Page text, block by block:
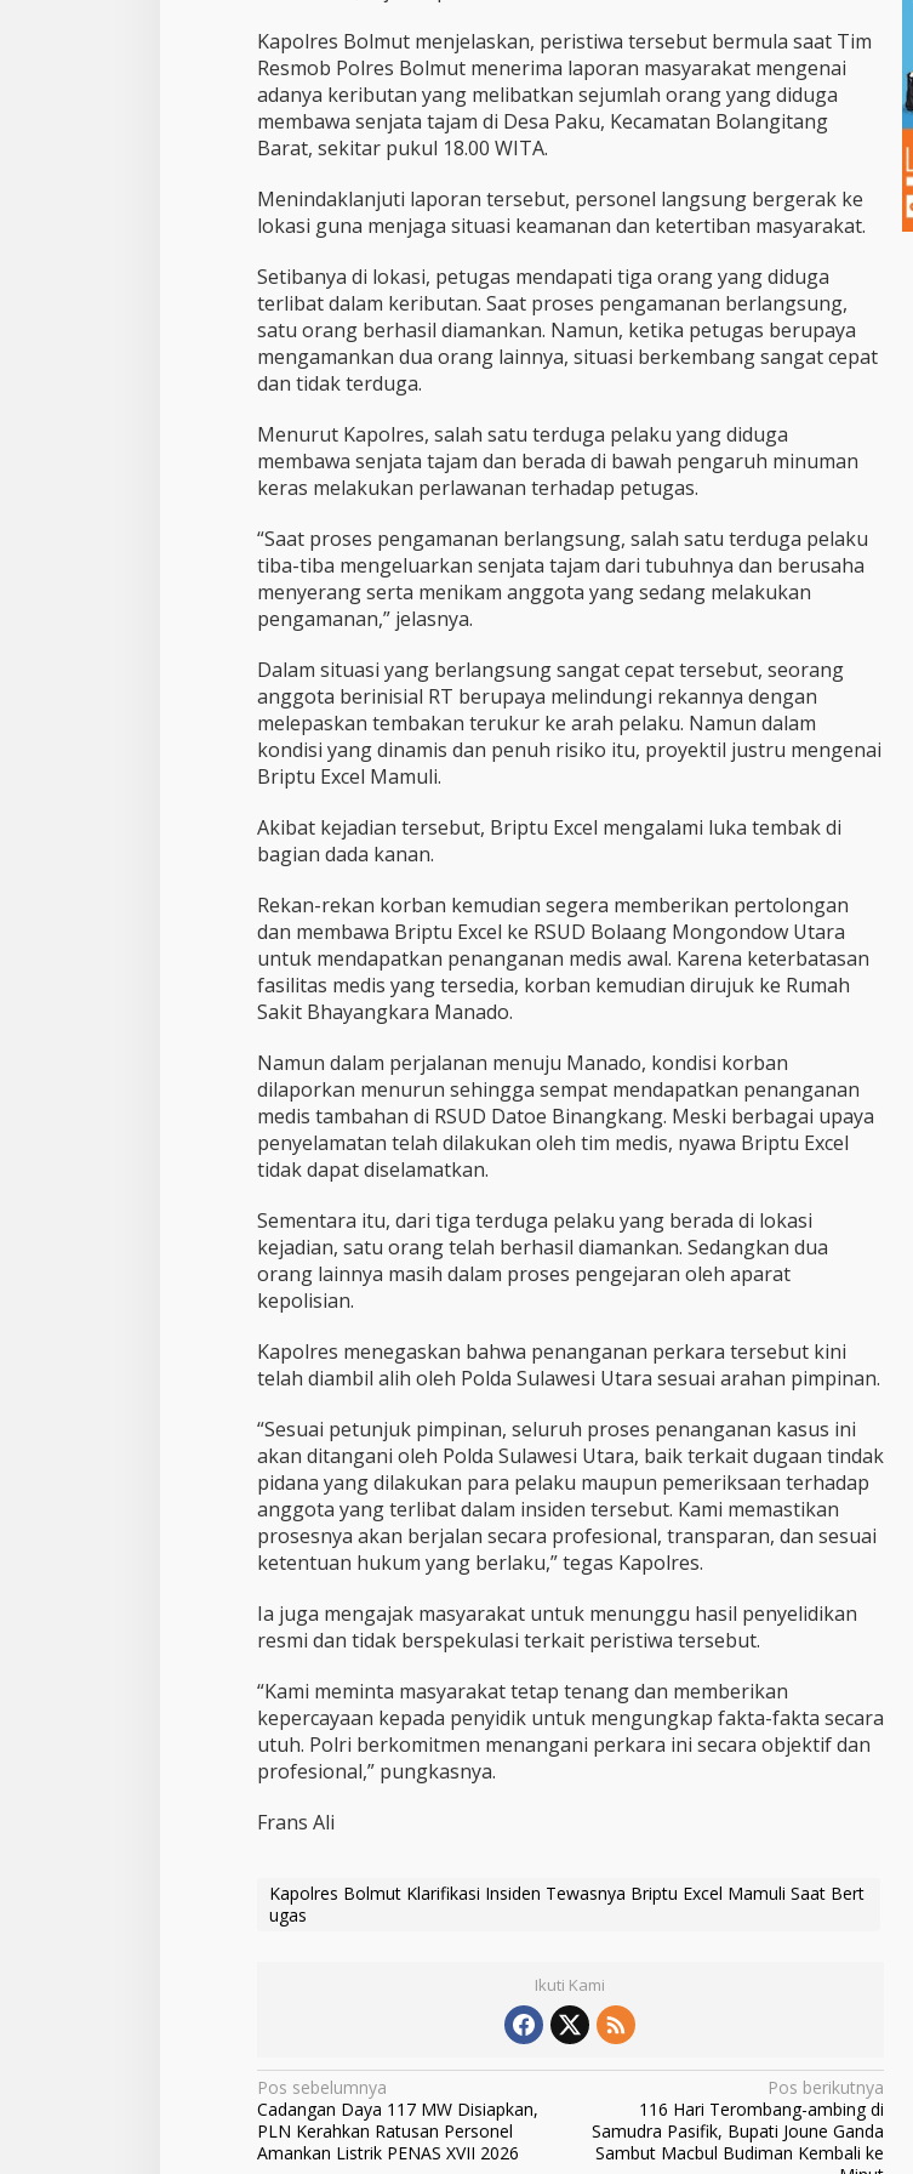
l
i
S
a
a
t
e
r
g
a
s
Kapolres Bolmut menjelaskan, peristiwa tersebut bermula saat Tim
Resmob Polres Bolmut menerima laporan masyarakat mengenai
adanya keributan yang melibatkan sejumlah orang yang diduga
membawa senjata tajam di Desa Paku, Kecamatan Bolangitang
Barat, sekitar pukul 18.00 WITA.
Menindaklanjuti laporan tersebut, personel langsung bergerak ke
lokasi guna menjaga situasi keamanan dan ketertiban masyarakat.
Setibanya di lokasi, petugas mendapati tiga orang yang diduga
terlibat dalam keributan. Saat proses pengamanan berlangsung,
satu orang berhasil diamankan. Namun, ketika petugas berupaya
mengamankan dua orang lainnya, situasi berkembang sangat cepat
dan tidak terduga.
Menurut Kapolres, salah satu terduga pelaku yang diduga
membawa senjata tajam dan berada di bawah pengaruh minuman
keras melakukan perlawanan terhadap petugas.
“Saat proses pengamanan berlangsung, salah satu terduga pelaku
tiba-tiba mengeluarkan senjata tajam dari tubuhnya dan berusaha
menyerang serta menikam anggota yang sedang melakukan
pengamanan,” jelasnya.
Dalam situasi yang berlangsung sangat cepat tersebut, seorang
anggota berinisial RT berupaya melindungi rekannya dengan
melepaskan tembakan terukur ke arah pelaku. Namun dalam
kondisi yang dinamis dan penuh risiko itu, proyektil justru mengenai
Briptu Excel Mamuli.
Akibat kejadian tersebut, Briptu Excel mengalami luka tembak di
bagian dada kanan.
Rekan-rekan korban kemudian segera memberikan pertolongan
dan membawa Briptu Excel ke RSUD Bolaang Mongondow Utara
untuk mendapatkan penanganan medis awal. Karena keterbatasan
fasilitas medis yang tersedia, korban kemudian dirujuk ke Rumah
Sakit Bhayangkara Manado.
Namun dalam perjalanan menuju Manado, kondisi korban
dilaporkan menurun sehingga sempat mendapatkan penanganan
medis tambahan di RSUD Datoe Binangkang. Meski berbagai upaya
penyelamatan telah dilakukan oleh tim medis, nyawa Briptu Excel
tidak dapat diselamatkan.
Sementara itu, dari tiga terduga pelaku yang berada di lokasi
kejadian, satu orang telah berhasil diamankan. Sedangkan dua
orang lainnya masih dalam proses pengejaran oleh aparat
kepolisian.
Kapolres menegaskan bahwa penanganan perkara tersebut kini
telah diambil alih oleh Polda Sulawesi Utara sesuai arahan pimpinan.
“Sesuai petunjuk pimpinan, seluruh proses penanganan kasus ini
akan ditangani oleh Polda Sulawesi Utara, baik terkait dugaan tindak
pidana yang dilakukan para pelaku maupun pemeriksaan terhadap
anggota yang terlibat dalam insiden tersebut. Kami memastikan
prosesnya akan berjalan secara profesional, transparan, dan sesuai
ketentuan hukum yang berlaku,” tegas Kapolres.
Ia juga mengajak masyarakat untuk menunggu hasil penyelidikan
resmi dan tidak berspekulasi terkait peristiwa tersebut.
“Kami meminta masyarakat tetap tenang dan memberikan
kepercayaan kepada penyidik untuk mengungkap fakta-fakta secara
utuh. Polri berkomitmen menangani perkara ini secara objektif dan
profesional,” pungkasnya.
Frans Ali
Kapolres Bolmut Klarifikasi Insiden Tewasnya Briptu Excel Mamuli Saat Bert
ugas
Ikuti Kami
N
a
v
Pos sebelumnya
Cadangan Daya 117 MW Disiapkan,
PLN Kerahkan Ratusan Personel
Amankan Listrik PENAS XVII 2026
Pos berikutnya
116 Hari Terombang-ambing di
Samudra Pasifik, Bupati Joune Ganda
Sambut Macbul Budiman Kembali ke
Kader PDI
Dapil Girian-